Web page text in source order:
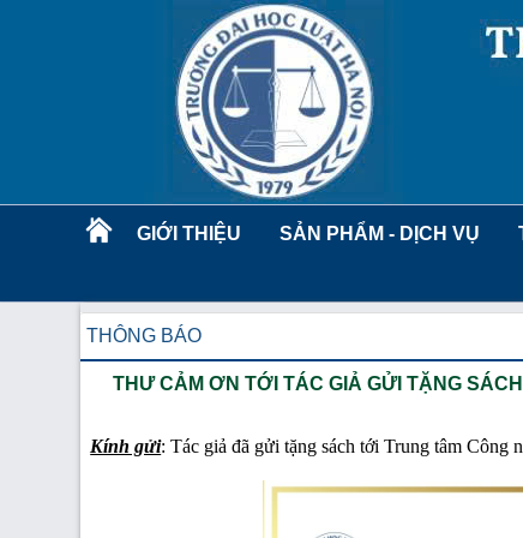
GIỚI THIỆU SẢN PHẨM - DỊCH VỤ
THÔNG BÁO
THƯ CẢM ƠN TỚI TÁC GIẢ GỬI TẶNG
Kính gửi: Tác giả đã gửi tặng sách tới Trung tâm